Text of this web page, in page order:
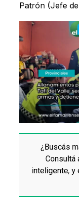
Patrón (Jefe
¿Buscás
Consultá
inteligente, y